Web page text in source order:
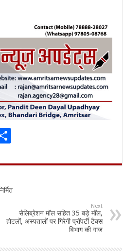
ar
Next
सेलिब्रेशन मॉल सहित 35 बड़े मॉल,
होटलों, अस्पतालों पर गिरेगी प्रॉपर्टी टैक्स
विभाग की गाज